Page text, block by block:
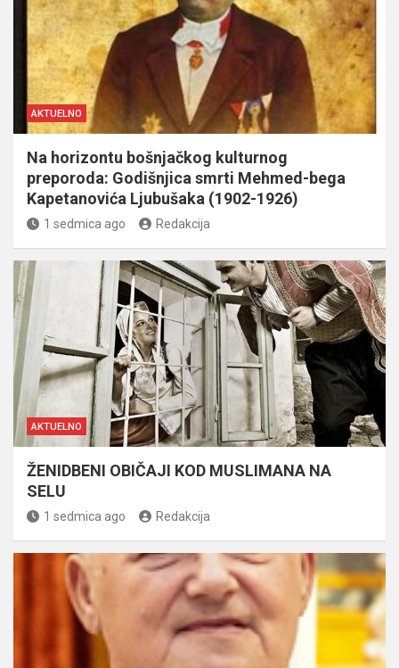
AKTUELNO
Na horizontu bošnjačkog kulturnog
preporoda: Godišnjica smrti Mehmed-bega
Kapetanovića Ljubušaka (1902-1926)
1 sedmica ago Redakcija
AKTUELNO
ŽENIDBENI OBIČAJI KOD MUSLIMANA NA
SELU
1 sedmica ago Redakcija